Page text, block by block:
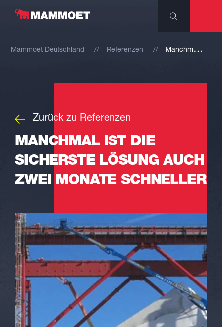
Mammoet Deutschland Referenzen M
anchmal ist die sicherste Lösung auch zwei Monate schneller
Zurück zu Referenzen
MANCHMAL IST DIE
SICHERSTE LÖSUNG AUCH
ZWEI MONATE SCHNELLER